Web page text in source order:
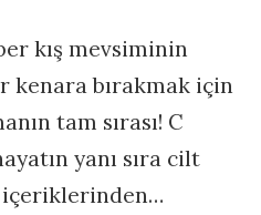
kış mevsiminin
bırakmak için
tam sırası! C
yanı sıra cilt
içeriklerinden…